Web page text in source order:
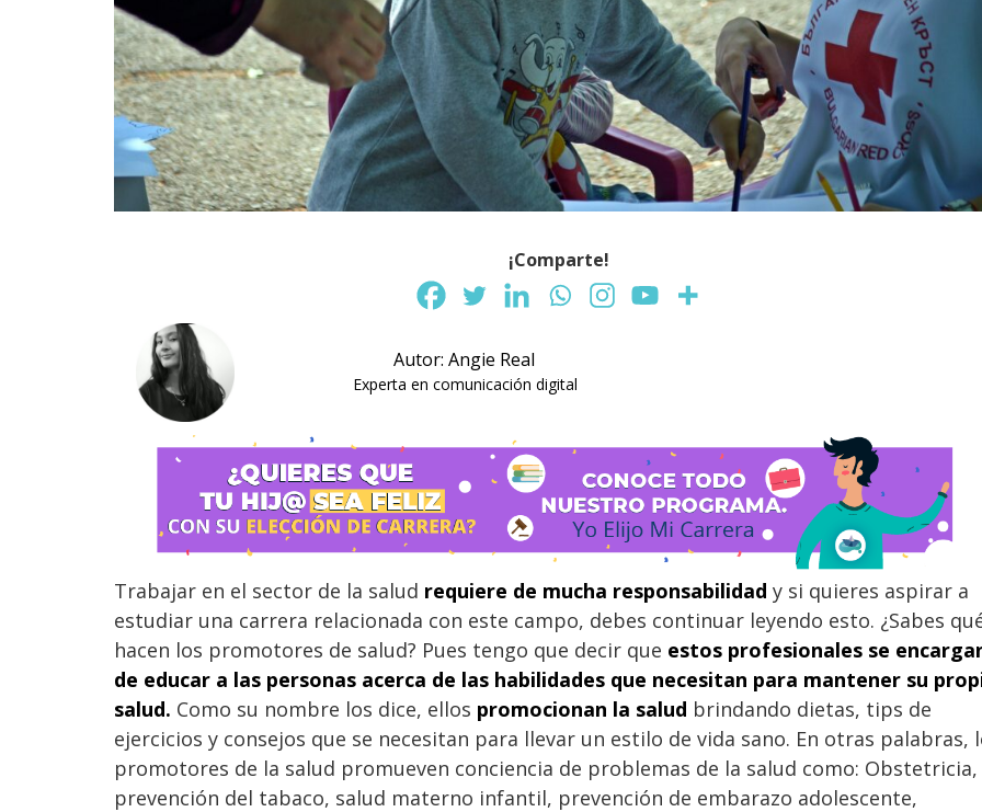
¡Comparte!
Autor: Angie Real
Experta en comunicación digital
Trabajar en el sector de la salud requiere de mucha responsabilidad y si quieres aspirar a
estudiar una carrera relacionada con este campo, debes continuar leyendo esto. ¿Sabes
hacen los promotores de salud? Pues tengo que decir que estos profesionales se
de educar a las personas acerca de las habilidades que necesitan para mantener su
salud. Como su nombre los dice, ellos promocionan la salud brindando dietas, tips de
ejercicios y consejos que se necesitan para llevar un estilo de vida sano. En otras palabras,
promotores de la salud promueven conciencia de problemas de la salud como: Obstetricia,
prevención del tabaco, salud materno infantil, prevención de embarazo adolescente,